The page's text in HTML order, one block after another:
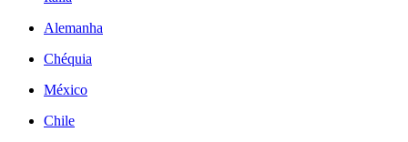
Alemanha
Chéquia
México
Chile